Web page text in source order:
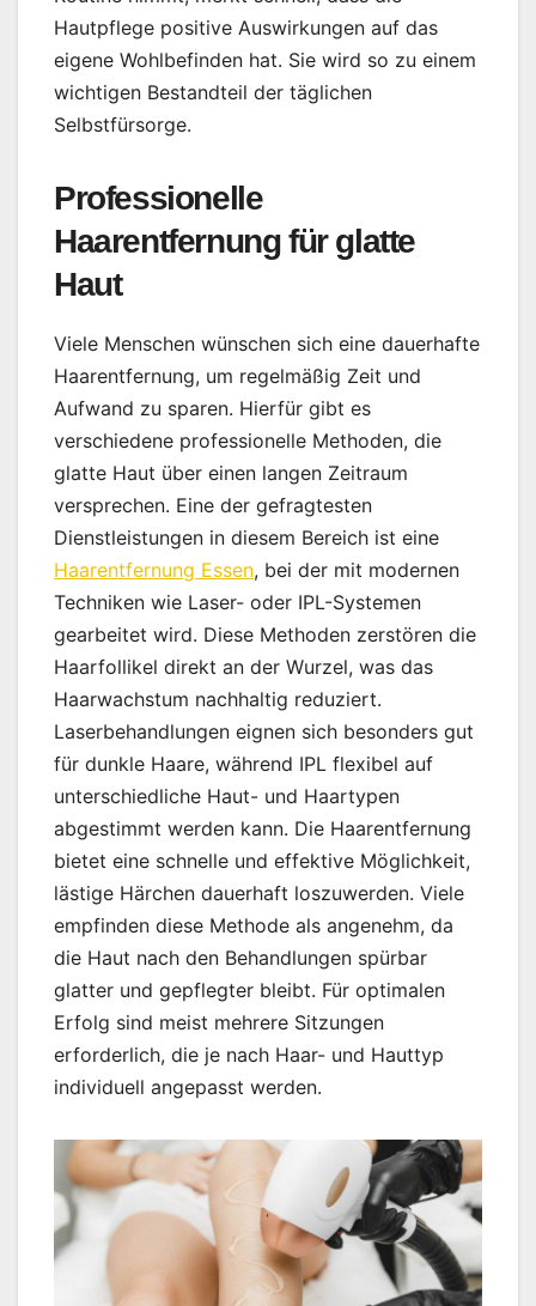
Hautpflege positive Auswirkungen auf das
eigene Wohlbefinden hat. Sie wird so zu einem
wichtigen Bestandteil der täglichen
Selbstfürsorge.
Professionelle
Haarentfernung für glatte
Haut
Viele Menschen wünschen sich eine dauerhafte
Haarentfernung, um regelmäßig Zeit und
Aufwand zu sparen. Hierfür gibt es
verschiedene professionelle Methoden, die
glatte Haut über einen langen Zeitraum
versprechen. Eine der gefragtesten
Dienstleistungen in diesem Bereich ist eine
Haarentfernung Essen, bei der mit modernen
Techniken wie Laser- oder IPL-Systemen
gearbeitet wird. Diese Methoden zerstören die
Haarfollikel direkt an der Wurzel, was das
Haarwachstum nachhaltig reduziert.
Laserbehandlungen eignen sich besonders gut
für dunkle Haare, während IPL flexibel auf
unterschiedliche Haut- und Haartypen
abgestimmt werden kann. Die Haarentfernung
bietet eine schnelle und effektive Möglichkeit,
lästige Härchen dauerhaft loszuwerden. Viele
empfinden diese Methode als angenehm, da
die Haut nach den Behandlungen spürbar
glatter und gepflegter bleibt. Für optimalen
Erfolg sind meist mehrere Sitzungen
erforderlich, die je nach Haar- und Hauttyp
individuell angepasst werden.